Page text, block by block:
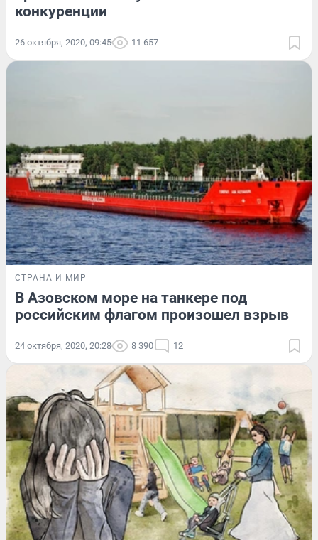
конкуренции
26 октября, 2020, 09:45 11 657
СТРАНА И МИР
В Азовском море на танкере под
российским флагом произошел взрыв
24 октября, 2020, 20:28 8 390 12